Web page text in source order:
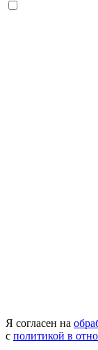
Я согласен на
с политикой в